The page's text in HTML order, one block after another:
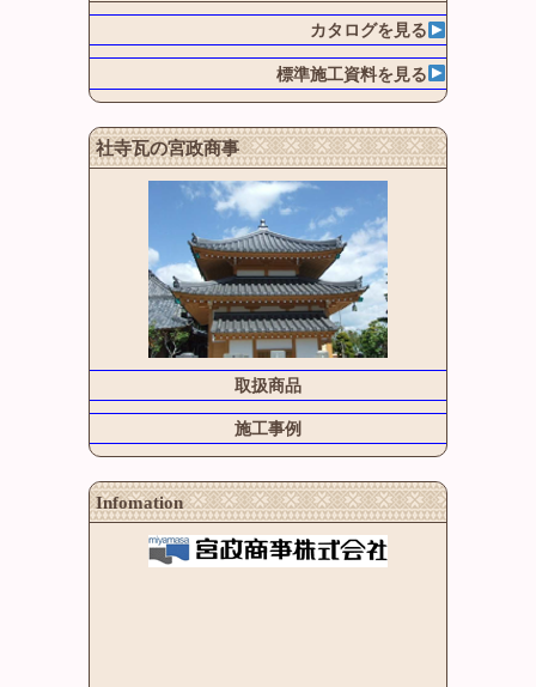
カタログを見る
標準施工資料を見る
社寺瓦の宮政商事
取扱商品
施工事例
Infomation